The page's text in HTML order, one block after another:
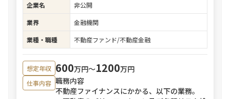
企業名
非公開
業界
金融機関
業種・職種
不動産ファンド/不動産金融
想定年収 600万円〜1200万円
仕事内容 職務内容
不動産ファイナンスにかかる、以下の業務。